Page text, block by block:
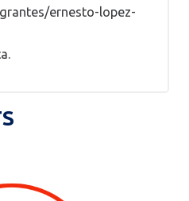
ernesto-lopez-